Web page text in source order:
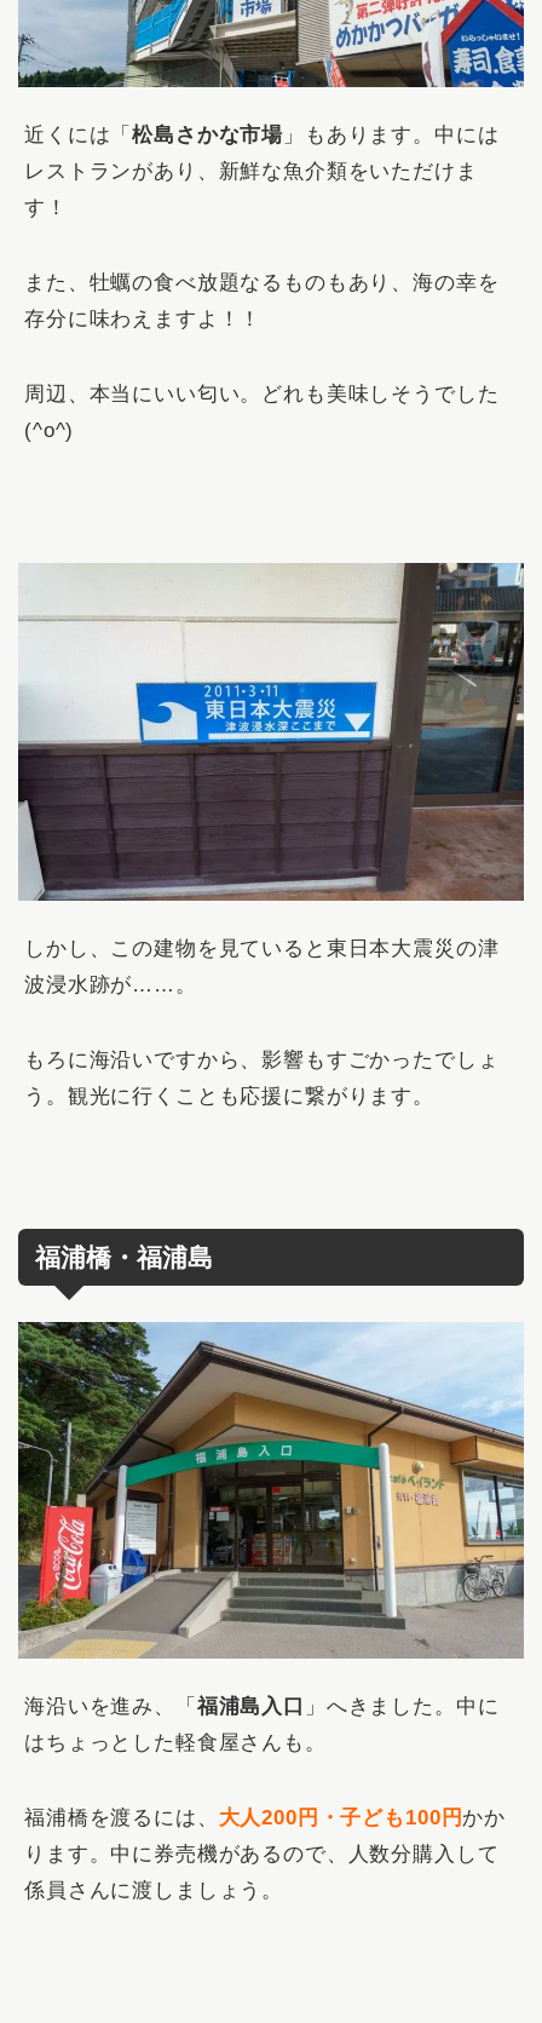
近くには「松島さかな市場 」もあります。中には
レストランがあり、新鮮な魚介類をいただけま
す！
また、牡蠣の食べ放題なるものもあり、海の幸を
存分に味わえますよ！！
周辺、本当にいい匂い。どれも美味しそうでした
(^o^)
しかし、この建物を見ていると東日本大震災の津
波浸水跡が……。
もろに海沿いですから、影響もすごかったでしょ
う。観光に行くことも応援に繋がります。
福浦橋・福浦島
海沿いを進み、「 福浦島入口 」へきました。中に
はちょっとした軽食屋さんも。
福浦橋を渡るには、 大人200円・子ども100円 かか
ります。中に券売機があるので、人数分購入して
係員さんに渡しましょう。